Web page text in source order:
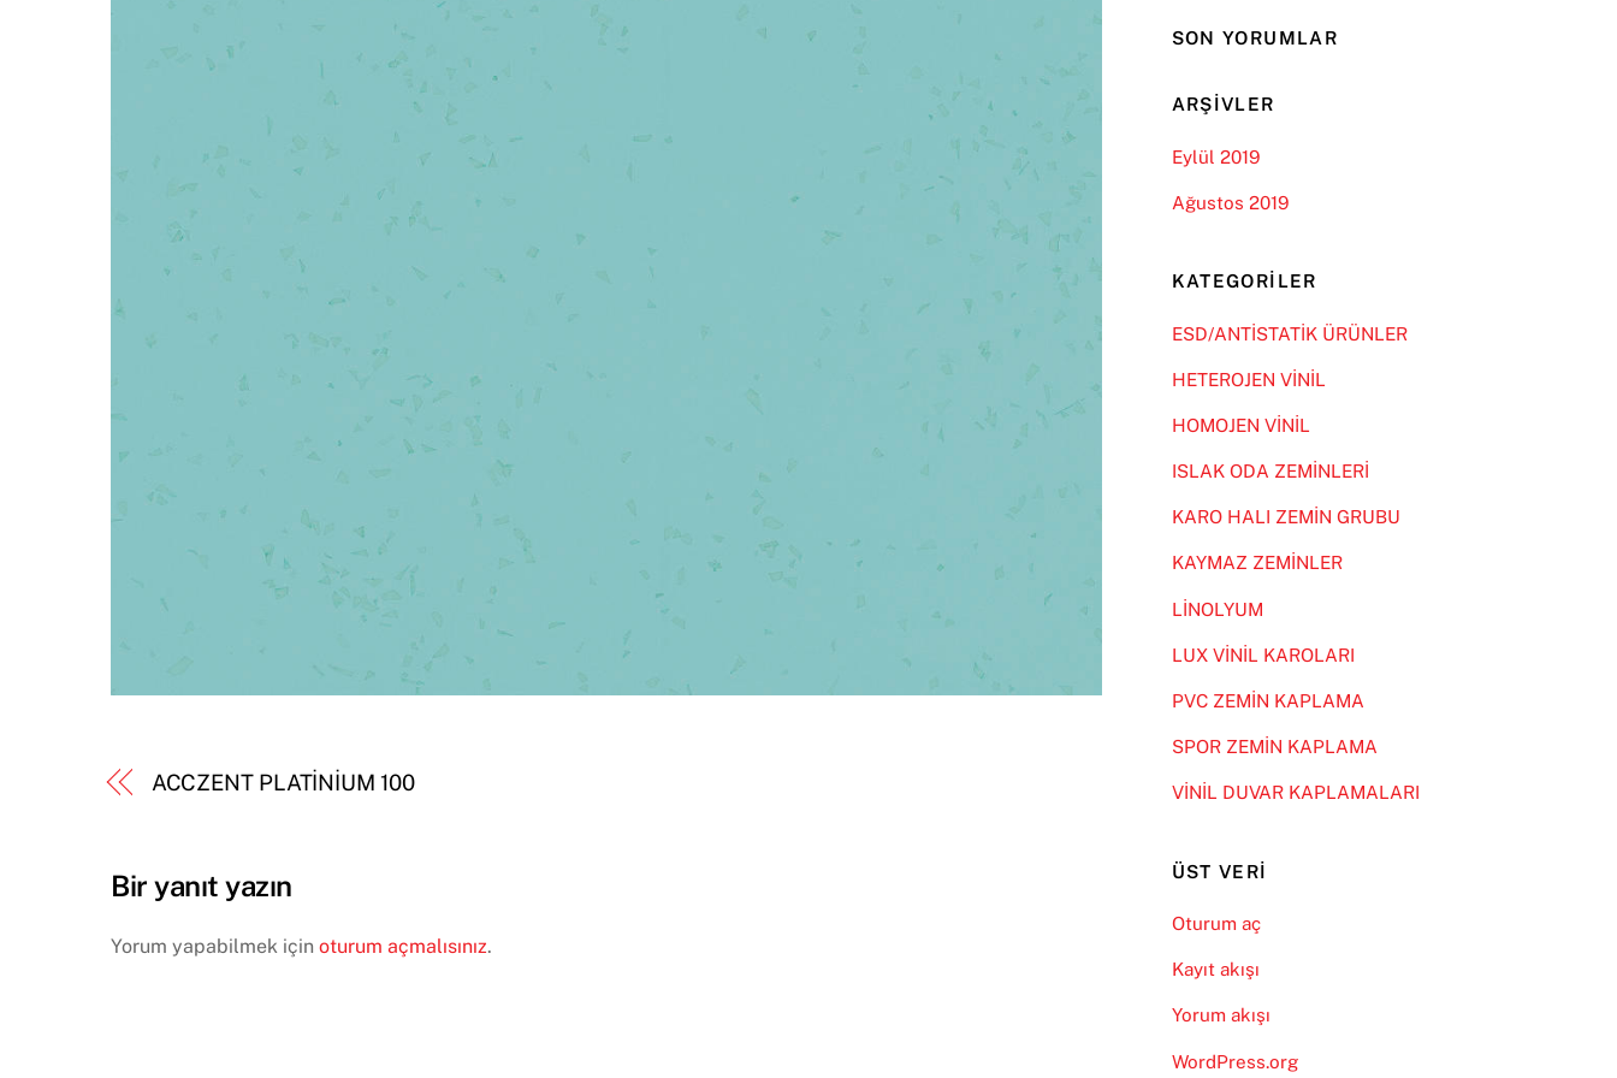
ACCZENT PLATİNİUM 100
Bir yanıt yazın
Yorum yapabilmek için oturum açmalısınız.
SON YORUMLAR
ARŞIVLER
Eylül 2019
Ağustos 2019
KATEGORILER
ESD/ANTİSTATİK ÜRÜNLER
HETEROJEN VİNİL
HOMOJEN VİNİL
ISLAK ODA ZEMİNLERİ
KARO HALI ZEMİN GRUBU
KAYMAZ ZEMİNLER
LİNOLYUM
LUX VİNİL KAROLARI
PVC ZEMİN KAPLAMA
SPOR ZEMİN KAPLAMA
VİNİL DUVAR KAPLAMALARI
ÜST VERI
Oturum aç
Kayıt akışı
Yorum akışı
WordPress.org